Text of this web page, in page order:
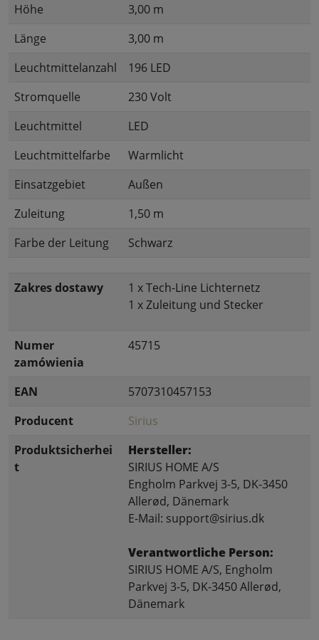
Höhe
3,00 m
Länge
3,00 m
Leuchtmittelanzahl
196 LED
Stromquelle
230 Volt
Leuchtmittel
LED
Leuchtmittelfarbe
Warmlicht
Einsatzgebiet
Außen
Zuleitung
1,50 m
Farbe der Leitung
Schwarz
Zakres dostawy
1 x Tech-Line Lichternetz
1 x Zuleitung und Stecker
Numer
zamówienia
45715
EAN
5707310457153
Producent
Sirius
Produktsicherhei
t
Hersteller:
SIRIUS HOME A/S
Engholm Parkvej 3-5, DK-3450
Allerød, Dänemark
E-Mail: support@sirius.dk
Verantwortliche Person:
SIRIUS HOME A/S, Engholm
Parkvej 3-5, DK-3450 Allerød,
Dänemark